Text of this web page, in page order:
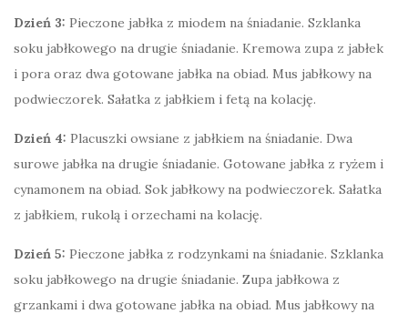
Dzień 3: Pieczone jabłka z miodem na śniadanie. Szklanka
soku jabłkowego na drugie śniadanie. Kremowa zupa z jabłek
i pora oraz dwa gotowane jabłka na obiad. Mus jabłkowy na
podwieczorek. Sałatka z jabłkiem i fetą na kolację.
Dzień 4: Placuszki owsiane z jabłkiem na śniadanie. Dwa
surowe jabłka na drugie śniadanie. Gotowane jabłka z ryżem i
cynamonem na obiad. Sok jabłkowy na podwieczorek. Sałatka
z jabłkiem, rukolą i orzechami na kolację.
Dzień 5: Pieczone jabłka z rodzynkami na śniadanie. Szklanka
soku jabłkowego na drugie śniadanie. Zupa jabłkowa z
grzankami i dwa gotowane jabłka na obiad. Mus jabłkowy na